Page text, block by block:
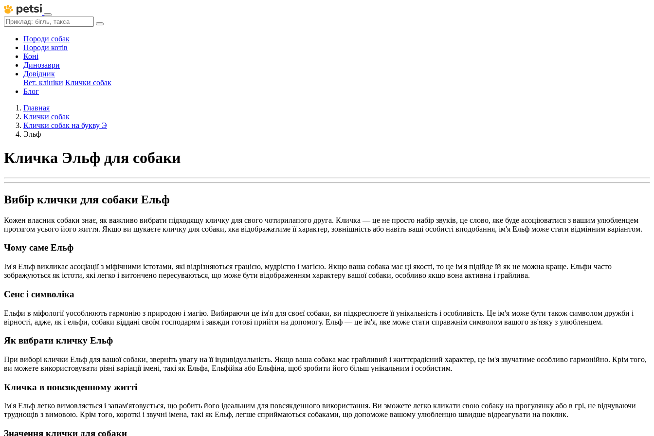
Породи собак
Породи котів
Коні
Динозаври
Довідник
Вет. клініки Клички собак
Блог
Главная
Клички собак
Клички собак на букву Э
Эльф
Кличка Эльф для собаки
Вибір клички для собаки Ельф
Кожен власник собаки знає, як важливо вибрати підходящу кличку для свого чотирилапого друга. Кличка — це не просто набір звуків, це слово, яке буде асоціюватися з вашим улюбленцем
протягом усього його життя. Якщо ви шукаєте кличку для собаки, яка відображатиме її характер, зовнішність або навіть ваші особисті вподобання, ім'я Ельф може стати відмінним варіантом.
Чому саме Ельф
Ім'я Ельф викликає асоціації з міфічними істотами, які відрізняються грацією, мудрістю і магією. Якщо ваша собака має ці якості, то це ім'я підійде їй як не можна краще. Ельфи часто
зображуються як істоти, які легко і витончено пересуваються, що може бути відображенням характеру вашої собаки, особливо якщо вона активна і грайлива.
Сенс і символіка
Ельфи в міфології уособлюють гармонію з природою і магію. Вибираючи це ім'я для своєї собаки, ви підкреслюєте її унікальність і особливість. Це ім'я може бути також символом дружби і
вірності, адже, як і ельфи, собаки віддані своїм господарям і завжди готові прийти на допомогу. Ельф — це ім'я, яке може стати справжнім символом вашого зв'язку з улюбленцем.
Як вибрати кличку Ельф
При виборі клички Ельф для вашої собаки, зверніть увагу на її індивідуальність. Якщо ваша собака має грайливий і життєрадісний характер, це ім'я звучатиме особливо гармонійно. Крім того,
ви можете використовувати різні варіації імені, такі як Ельфа, Ельфійка або Ельфіна, щоб зробити його більш унікальним і особистим.
Кличка в повсякденному житті
Ім'я Ельф легко вимовляється і запам'ятовується, що робить його ідеальним для повсякденного використання. Ви зможете легко кликати свою собаку на прогулянку або в грі, не відчуваючи
труднощів з вимовою. Крім того, короткі і звучні імена, такі як Ельф, легше сприймаються собаками, що допоможе вашому улюбленцю швидше відреагувати на поклик.
Значення клички для собаки